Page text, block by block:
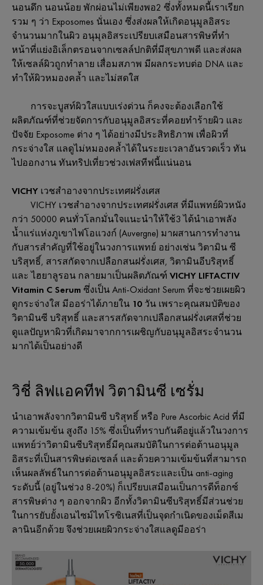
นอนดึก นอนน้อย พักผ่อนไม่เพียงพอ2 ซึ่งทั้งหมดนี้เราเรียก
รวม ๆ ว่า Exposomes นั่นเอง ซึ่งส่งผลให้เกิดอนุมูลอิสระ
จำนวนมากในผิว อนุมุลอิสระเปรียบเสมือนสารพิษที่ทำ
หน้าที่แย่งอิเล็กตรอนจากเซลล์ปกติที่มีสุขภาพดี และส่งผล
ให้เซลล์ผิวถูกทำลาย เสื่อมสภาพ มีผลกระทบต่อ DNA และ
ทำให้ผิวหมองคล้ำ และไม่สดใส
การจะบูสท์ผิวใสแบบเร่งด่วน ก็คงจะต้องเลือกใช้
ผลิตภัณฑ์ที่ช่วยจัดการกับอนุมูลอิสระที่คอยทำร้ายผิว และ
ปัจจัย Exposome ต่าง ๆ ได้อย่างมีประสิทธิภาพ เพื่อผิวที่
กระจ่างใส แลดูไม่หมองคล้ำได้ในระยะเวลาอันรวดเร็ว ทัน
ไปออกงาน ทันทริปเที่ยวช่วงเฟสทีฟนี้แน่นอน
VICHY เวชสำอางจากประเทศฝรั่งเศส
VICHY เวชสำอางจากประเทศฝรั่งเศส ที่มีแพทย์ผิวหนัง
กว่า 50000 คนทั่วโลกมั่นใจแนะนำให้ใช้3 ได้นำเอาพลัง
น้ำแร่แห่งภูเขาไฟโอแวงก์ (Auvergne) มาผสานการทำงาน
กับสารสำคัญที่ใช้อยู่ในวงการแพทย์ อย่างเช่น วิตามิน ซี
บริสุทธิ์, สารสกัดจากเปลือกสนฝรั่งเศส, วิตามินอีบริสุทธิ์
และ ไฮยาลูรอน กลายมาเป็นผลิตภัณฑ์ VICHY LIFTACTIV
Vitamin C Serum ซึ่งเป็น Anti-Oxidant Serum ที่จะช่วยเผยผิว
ดูกระจ่างใส มีออร่าได้ภายใน 10 วัน เพราะคุณสมบัติของ
วิตามินซี บริสุทธิ์ และสารสกัดจากเปลือกสนฝรั่งเศสที่ช่วย
ดูแลปัญหาผิวที่เกิดมาจากการเผชิญกับอนุมูลอิสระจำนวน
มากได้เป็นอย่างดี
วิชี่ ลิฟแอคทีฟ วิตามินซี เซรั่ม
นำเอาพลังจากวิตามินซี บริสุทธิ์ หรือ Pure Ascorbic Acid ที่มี
ความเข้มข้น สูงถึง 15% ซึ่งเป็นที่ทราบกันดีอยู่แล้วในวงการ
แพทย์ว่าวิตามินซีบริสุทธิ์มีคุณสมบัติในการต่อต้านอนุมูล
อิสระที่เป็นสารพิษต่อเซลล์ และด้วยความเข้มข้นที่สามารถ
เห็นผลลัพธ์ในการต่อต้านอนุมูลอิสระและเป็น anti-aging
ระดับนี้ (อยู่ในช่วง 8-20%) ก็เปรียบเสมือนเป็นการดีท็อกซ์
สารพิษต่าง ๆ ออกจากผิว อีกทั้งวิตามินซีบริสุทธิ์มีส่วนช่วย
ในการยับยั้งเอนไซม์ไทโรซิเนสที่เป็นจุดกำเนิดของเม็ดสีเม
ลานินอีกด้วย จึงช่วยเผยผิวกระจ่างใสแลดูมีออร่า